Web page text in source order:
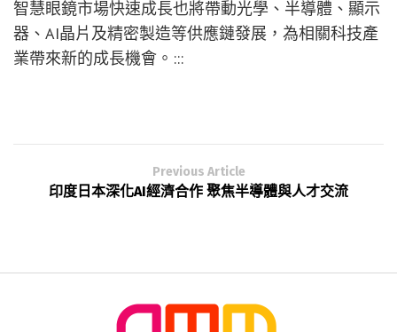
智慧眼鏡市場快速成長也將帶動光學、半導體、顯示
器、AI晶片及精密製造等供應鏈發展，為相關科技產
業帶來新的成長機會。:::
Previous Article
印度日本深化AI經濟合作 聚焦半導體與人才交流